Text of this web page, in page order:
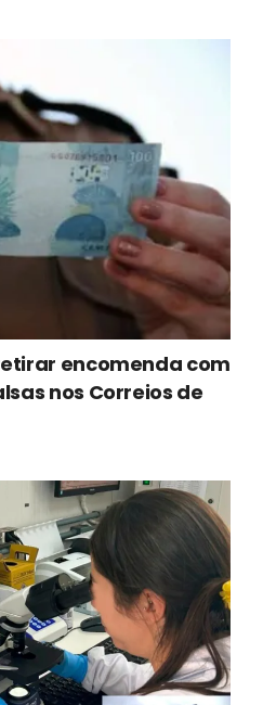
encomenda com
nos Correios de